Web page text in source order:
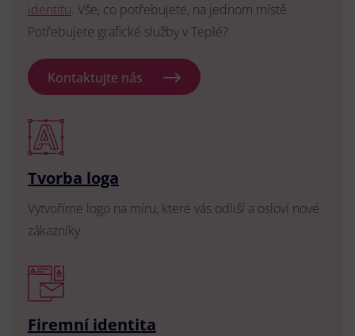
identitu. Vše, co potřebujete, na jednom místě.
Potřebujete grafické služby v Teplé?
Kontaktujte nás
Tvorba loga
Vytvoříme logo na míru, které vás odliší a osloví nové
zákazníky.
Firemní identita